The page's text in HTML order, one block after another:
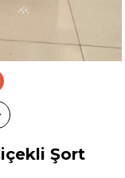
Şort